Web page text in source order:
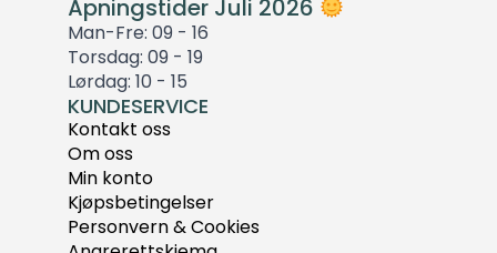
Åpningstider Juli 2026
Man-Fre: 09 - 16
Torsdag: 09 - 19
Lørdag: 10 - 15
KUNDESERVICE
Kontakt oss
Om oss
Min konto
Kjøpsbetingelser
Personvern & Cookies